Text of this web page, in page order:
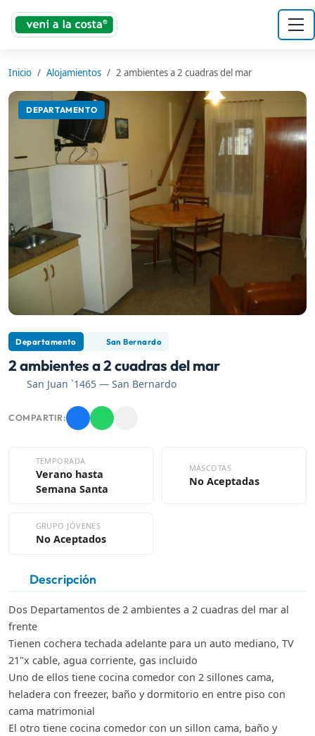
Inicio Alojamientos 2 ambientes a 2 cuadras del mar
DEPARTAMENTO
Departamento San Bernardo
2 ambientes a 2 cuadras del mar
San Juan `1465 — San Bernardo
COMPARTIR:
TEMPORADA
Verano hasta
Semana Santa
MASCOTAS
No Aceptadas
GRUPO JÓVENES
No Aceptados
Descripción
Dos Departamentos de 2 ambientes a 2 cuadras del mar al
frente
Tienen cochera techada adelante para un auto mediano, TV
21"x cable, agua corriente, gas incluido
Uno de ellos tiene cocina comedor con 2 sillones cama,
heladera con freezer, baño y dormitorio en entre piso con
cama matrimonial
El otro tiene cocina comedor con un sillon cama, baño y